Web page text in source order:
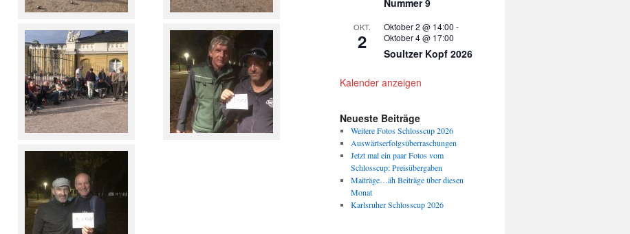
Nummer 9
OKT.
2
Oktober 2 @ 14:00 -
Oktober 4 @ 17:00
Soultzer Kopf 2026
Kalender anzeigen
Neueste Beiträge
Weitere Fotos Schlosscup 2026
Auswärtserfolgsüberraschungen
Jetzt mal ein paar Fotos vom
Schlosscup: Preisübergaben
Maiträge…äh Beiträge über diesen
Monat
Karlsruher Schlosscup 2026